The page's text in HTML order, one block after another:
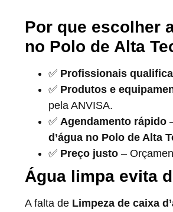
Por que escolher
no Polo de Alta
✅ Profissionais
✅ Produtos e
pela ANVISA.
✅ Agendamento rápido
d’água no Polo de Alta
✅ Preço justo –
Água limpa evita
A falta de Limpeza de caixa